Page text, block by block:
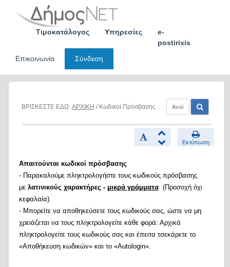
Τιμοκατάλογος Υπηρεσίες
e-
postirixis
Επικοινωνία
Σύνδεση
ΒΡΙΣΚΕΣΤΕ ΕΔΩ: ΑΡΧΙΚΗ / Κωδικοί Πρόσβασης
Εκτύπωση
Απαιτούνται κωδικοί πρόσβασης
- Παρακαλούμε πληκτρολογήστε τους κωδικούς πρόσβασης
με λατινικούς χαρακτήρες - μικρά γράμματα(Προσοχή όχι
κεφαλαία).
- Μπορείτε να αποθηκεύσετε τους κωδικούς σας, ώστε να μη
χρειάζεται να τους πληκτρολογείτε κάθε φορά: Αρχικά
πληκτρολογείτε τους κωδικούς σας και έπειτα τσεκάρετε το
«Αποθήκευση κωδικών» και το «Autologin».